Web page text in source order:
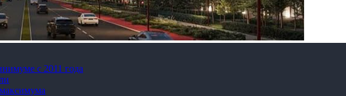
с 2011 года